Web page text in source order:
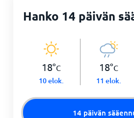
Hanko 14 päivän
18°C
10 elok.
18°C
11 elok.
14 päivän